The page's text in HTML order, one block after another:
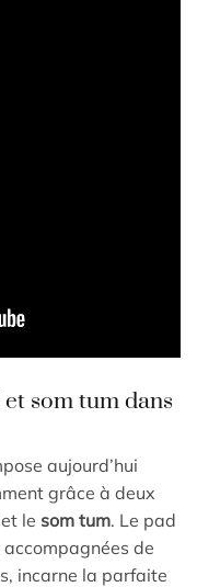
som tum dans
aujourd’hui
grâce à deux
le som tum. Le pad
de
incarne la parfaite